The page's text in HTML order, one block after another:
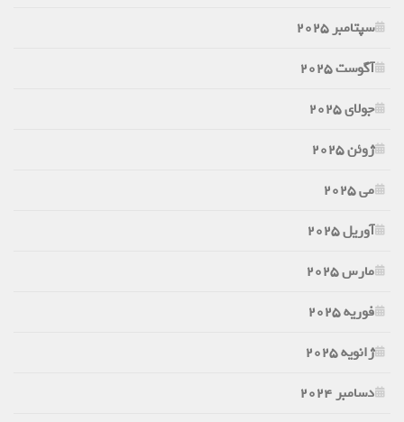
سپتامبر 2025
آگوست 2025
جولای 2025
ژوئن 2025
می 2025
آوریل 2025
مارس 2025
فوریه 2025
ژانویه 2025
دسامبر 2024